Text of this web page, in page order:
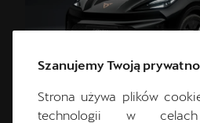
Szanujemy Twoją
Strona używa plików
technologii w celach